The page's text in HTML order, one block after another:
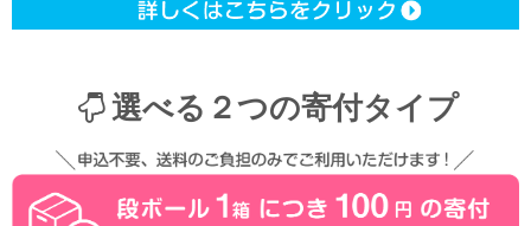
選べる２つの寄付タイプ